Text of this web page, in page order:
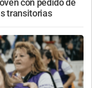
con pedido de
transitorias